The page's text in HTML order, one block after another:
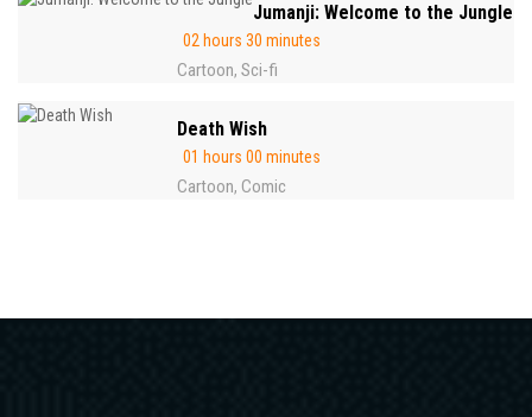
Jumanji: Welcome to the Jungle
02 hours 30 minutes
Cartoon, Sci-fi
Death Wish
01 hours 00 minutes
Cartoon, Comic